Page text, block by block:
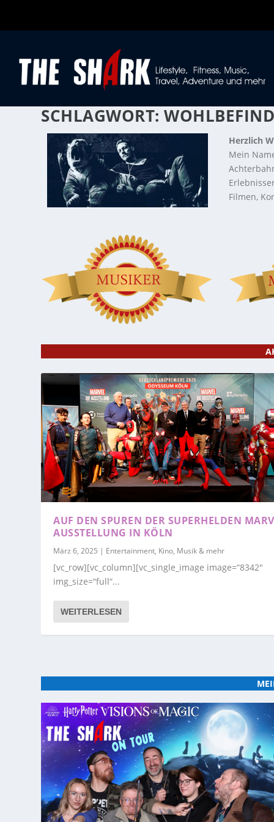
SCHLAGWORT:
Herzlich
Mein
Filmen,
AUF DEN SPUREN DER SUPERHELDEN
AUSSTELLUNG IN KÖLN
März 6, 2025 | Entertainment, Kino, Musik & mehr
[vc_row][vc_column][vc_single_image image=“8342″
img_size=“full“...
WEITERLESEN